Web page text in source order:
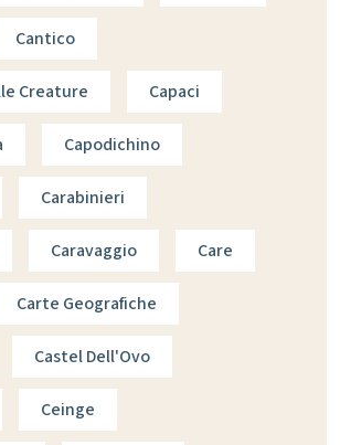
Cantico
Creature Capaci
Capodichino
Carabinieri
Caravaggio Care
Carte Geografiche
Castel Dell'Ovo
Ceinge